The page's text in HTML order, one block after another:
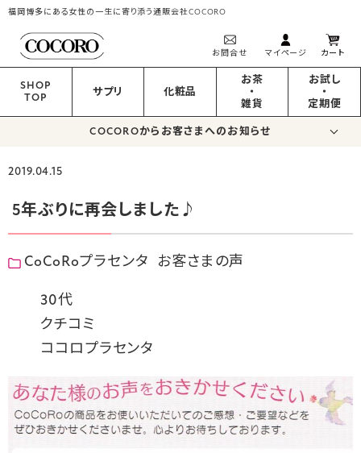
福岡博多にある女性の一生に寄り添う通販会社COCORO
お問合せ マイページ カート
SHOP
TOP
サプリ 化粧品
お茶
・
雑貨
お試し
・
定期便
COCOROからお客さまへのお知らせ
2019.04.15
5年ぶりに再会しました♪
CoCoRoプラセンタ お客さまの声
30代
クチコミ
ココロプラセンタ